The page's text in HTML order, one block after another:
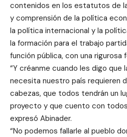
contenidos en los estatutos de
y comprensión de la política
la política internacional y la
la formación para el trabajo
función pública, con una rigurosa
“Y créanme cuando les digo que
necesita nuestro país requieren
cabezas, que todos tendrán un
proyecto y que cuento con
expresó Abinader.
“No podemos fallarle al pueblo